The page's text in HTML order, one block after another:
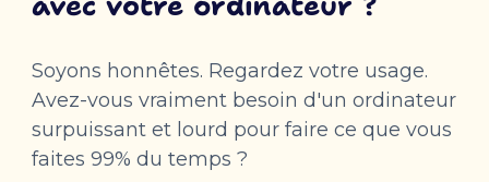
Soyons honnêtes. Regardez votre usage.
Avez-vous vraiment besoin d'un ordinateur
surpuissant et lourd pour faire ce que vous
faites 99% du temps ?